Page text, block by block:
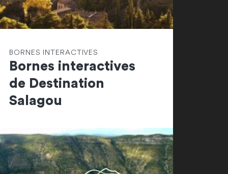
BORNES INTERACTIVES
Bornes interactives
de Destination
Salagou